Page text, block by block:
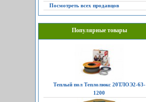
Посмотреть всех продавцов
Популярные товары
Теплый пол Теплолюкс 20ТЛОЭ2-63-
1200